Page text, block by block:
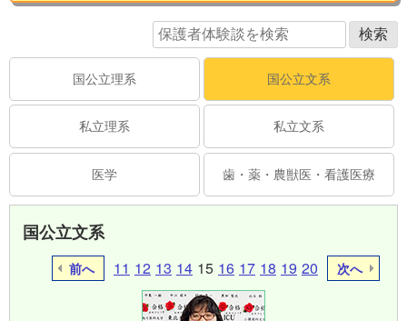
国公立理系 国公立文系
私立理系 私立文系
医学 歯・薬・農獣医・看護医療
国公立文系
前へ 11 12 13 14 15 16 17 18 19 20 次へ